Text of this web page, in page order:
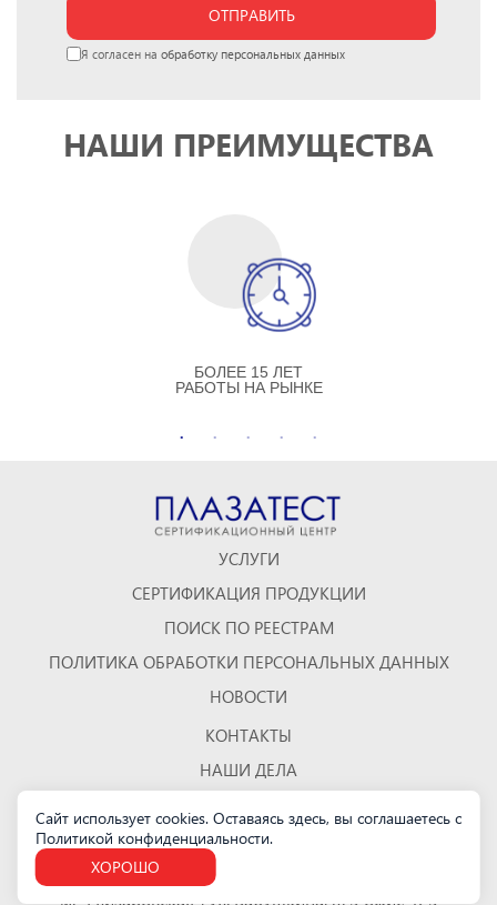
ОТПРАВИТЬ
Я согласен на обработку персональных данных
НАШИ ПРЕИМУЩЕСТВА
БОЛЕЕ 15 ЛЕТ
РАБОТЫ НА РЫНКЕ
УСЛУГИ
СЕРТИФИКАЦИЯ ПРОДУКЦИИ
ПОИСК ПО РЕЕСТРАМ
ПОЛИТИКА ОБРАБОТКИ ПЕРСОНАЛЬНЫХ ДАННЫХ
НОВОСТИ
КОНТАКТЫ
НАШИ ДЕЛА
КАРТА САЙТА
Санкт-Петербург
м. "Елизаровская", ул. Бабушкина, д. 3 офис 423
Сайт использует cookies. Оставаясь здесь, вы соглашаетесь с
Политикой конфиденциальности.
ХОРОШО